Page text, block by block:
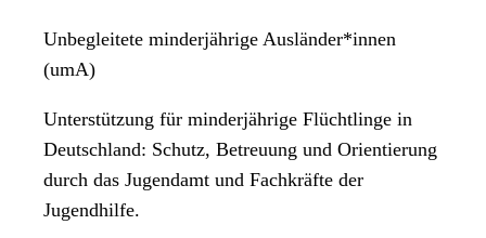
Unbegleitete minderjährige Ausländer*innen
(umA)
Unterstützung für minderjährige Flüchtlinge in
Deutschland: Schutz, Betreuung und Orientierung
durch das Jugendamt und Fachkräfte der
Jugendhilfe.